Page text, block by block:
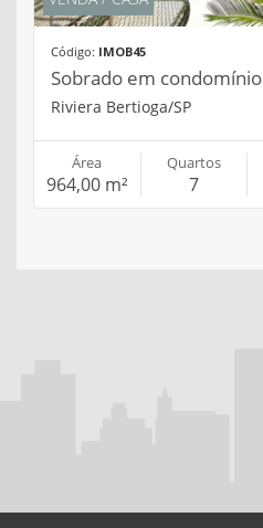
Código: IMOB45
Sobrado em condomínio
Riviera Bertioga/SP
Área
964,00 m²
Quartos
7